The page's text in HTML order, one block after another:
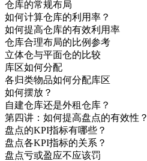
仓库的常规布局
如何计算仓库的利用率？
如何提高仓库的有效利用率
仓库合理布局的比例参考
立体仓与平面仓的比较
库区如何分配
各归类物品如何分配库区
如何摆放？
自建仓库还是外租仓库？
第四讲：如何提高盘点的有效性？
盘点的KPI指标有哪些？
盘点各KPI指标的关系？
盘点亏或盈应不应该罚